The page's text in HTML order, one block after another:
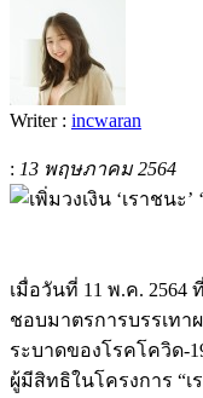
Writer : incwaran
: 13 พฤษภาคม 2564
เมื่อวันที่ 11 พ.ค.
ชอบมาตรการบรรเท
ระบาดของโรคโควิด-
ผู้มีสิทธิในโครงการ “เ